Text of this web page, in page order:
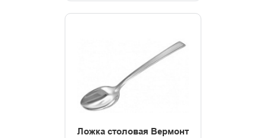
Ложка столовая Вермонт